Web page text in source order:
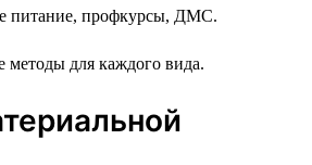
питание, профкурсы, ДМС.
методы для каждого вида.